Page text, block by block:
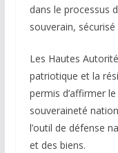
dans le processus
souverain,
Les Hautes
patriotique et la
permis d’affirmer
souveraineté
l’outil de défense
et des biens.